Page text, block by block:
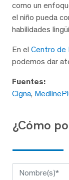
como un
el niño pueda
habilidades
En el Centro de
podemos dar
Fuentes:
Cigna,
¿Cómo